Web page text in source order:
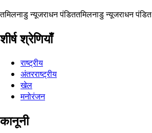
तमिलनाडु न्यूजराधन पंडिततमिलनाडु न्यूजराधन पंडित
शीर्ष श्रेणियाँ
राष्ट्रीय
अंतरराष्ट्रीय
खेल
मनोरंजन
कानूनी